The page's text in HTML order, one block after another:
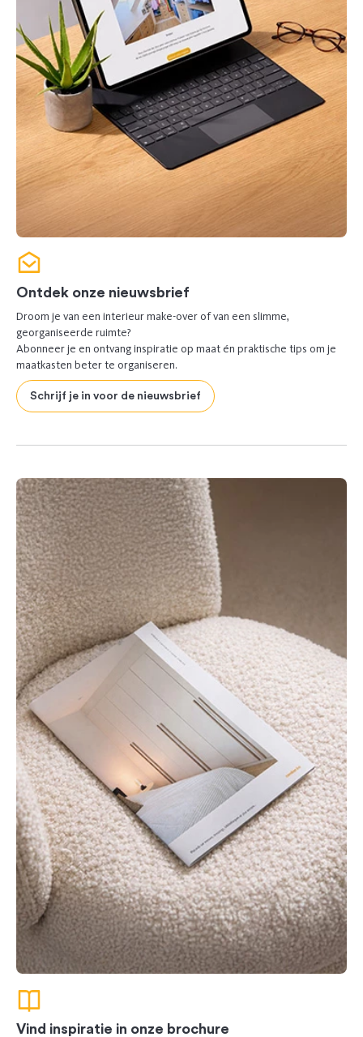
Ontdek onze nieuwsbrief
Droom je van een interieur make-over of van een slimme,
georganiseerde ruimte?
Abonneer je en ontvang inspiratie op maat én praktische tips om je
maatkasten beter te organiseren.
Schrijf je in voor de nieuwsbrief
Vind inspiratie in onze brochure